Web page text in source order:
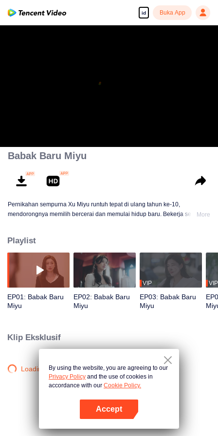
id Buka App
Babak Baru Miyu
Pernikahan sempurna Xu Miyu runtuh tepat di ulang tahun ke-10,
mendorongnya memilih bercerai dan memulai hidup baru. Bekerja sebagai
tumbuh dan bersama mereka mengubah Purong Hotel menjadi ikon kota
yang baru.
More
Playlist
EP01: Babak Baru
Miyu
EP02: Babak Baru
Miyu
VIP
EP03: Babak Baru
Miyu
VIP
Klip Eksklusif
Loading…By using the website, you are agreeing to our
Privacy Policy and the use of cookies in
accordance with our Cookie Policy.
Accept